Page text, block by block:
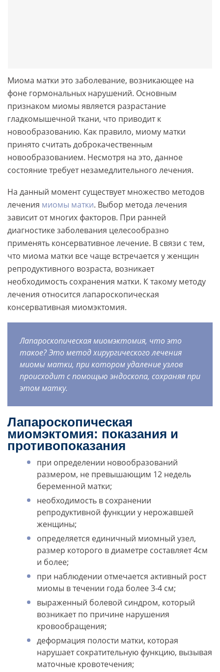
Миома матки это заболевание, возникающее на
фоне гормональных нарушений. Основным
признаком миомы является разрастание
гладкомышечной ткани, что приводит к
новообразованию. Как правило, миому матки
принято считать доброкачественным
новообразованием. Несмотря на это, данное
состояние требует незамедлительного лечения.
На данный момент существует множество методов
лечения миомы матки. Выбор метода лечения
зависит от многих факторов. При ранней
диагностике заболевания целесообразно
применять консервативное лечение. В связи с тем,
что миома матки все чаще встречается у женщин
репродуктивного возраста, возникает
необходимость сохранения матки. К такому методу
лечения относится лапароскопическая
консервативная миомэктомия.
Лапароскопическая миомэктомия, что это
такое? Это метод хирургического лечения
миомы матки, при котором удаление узлов
происходит с помощью эндоскопа, сохраняя при
этом матку.
Лапароскопическая
миомэктомия: показания и
противопоказания
при определении новообразований
размером, не превышающим 12 недель
беременной матки;
необходимость в сохранении
репродуктивной функции у нерожавшей
женщины;
определяется единичный миомный узел,
размер которого в диаметре составляет 4см
и более;
при наблюдении отмечается активный рост
миомы в течении года более 3-4 см;
выраженный болевой синдром, который
возникает по причине нарушения
кровообращения;
деформация полости матки, которая
нарушает сократительную функцию, вызывая
маточные кровотечения;